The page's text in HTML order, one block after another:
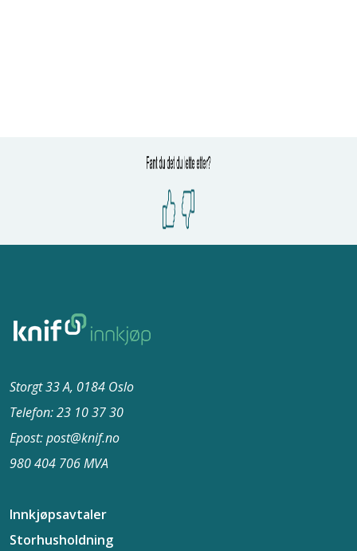
Storgt 33 A, 0184 Oslo
Telefon: 23 10 37​ 30
Epost: post@knif.no
980 404 706 MVA
Innkjøpsavtaler
Storhusholdning